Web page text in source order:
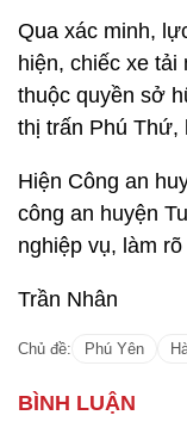
Qua xác minh,
hiện, chiếc xe tải
thuộc quyền sở
thị trấn Phú Thứ,
Hiện Công an
công an huyện
nghiệp vụ, làm
Trần Nhân
Chủ đề: Phú Yên